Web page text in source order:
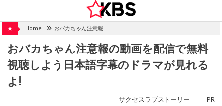
content
★ Home おバカちゃん注意報
おバカちゃん注意報の動画を配信で無料
視聴しよう日本語字幕のドラマが見れる
よ!
サクセスラブストーリー PR